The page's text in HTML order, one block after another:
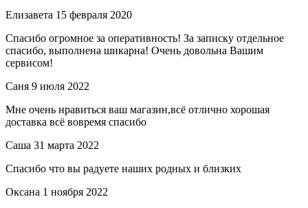
Елизавета 15 февраля 2020
Спасибо огромное за оперативность! За записку отдельное
спасибо, выполнена шикарна! Очень довольна Вашим
сервисом!
Саня 9 июля 2022
Мне очень нравиться ваш магазин,всё отлично хорошая
доставка всё вовремя спасибо
Саша 31 марта 2022
Спасибо что вы радуете наших родных и близких
Оксана 1 ноября 2022